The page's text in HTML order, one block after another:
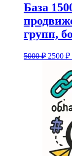
База
групп,
5000₽
5000 ₽.
2500 ₽